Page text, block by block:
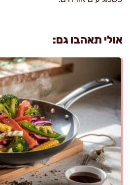
אולי תאהבו גם: